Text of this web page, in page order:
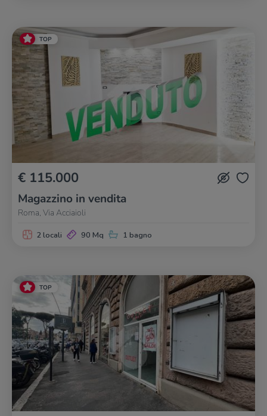
TOP
€ 115.000
Magazzino in vendita
Roma, Via Acciaioli
2 locali 90 Mq 1 bagno
TOP